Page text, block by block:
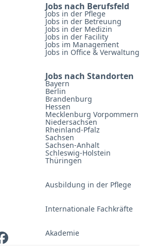
Jobs nach Berufsfeld
Jobs in der Pflege
Jobs in der Betreuung
Jobs in der Medizin
Jobs in der Facility
Jobs im Management
Jobs in Office & Verwaltung
Jobs nach Standorten
Bayern
Berlin
Brandenburg
Hessen
Mecklenburg Vorpommern
Niedersachsen
Rheinland-Pfalz
Sachsen
Sachsen-Anhalt
Schleswig-Holstein
Thüringen
Ausbildung in der Pflege
Internationale Fachkräfte
Akademie